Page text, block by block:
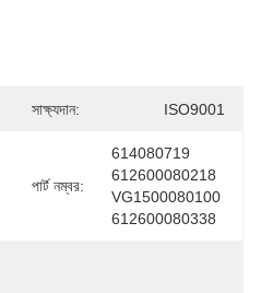
সাক্ষ্যদান: ISO9001
পার্ট নম্বর:
614080719
612600080218
VG1500080100
612600080338